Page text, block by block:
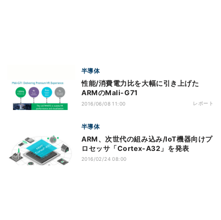
半導体
性能/消費電力比を大幅に引き上げた
ARMのMali-G71
2016/06/08 11:00 レポート
半導体
ARM、次世代の組み込み/IoT機器向けプ
ロセッサ「Cortex-A32」を発表
2016/02/24 08:00